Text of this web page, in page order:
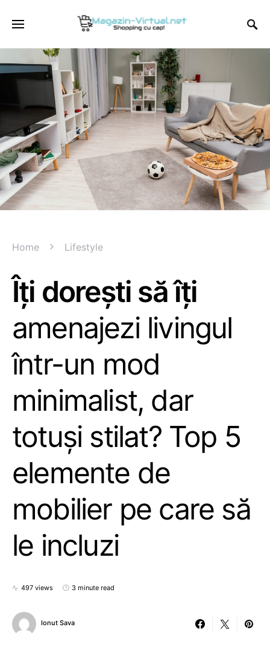
Home Lifestyle
Îți dorești să îți
amenajezi livingul
într-un mod
minimalist, dar
totuși stilat? Top 5
elemente de
mobilier pe care să
le incluzi
497 views 3 minute read
Ionut Sava